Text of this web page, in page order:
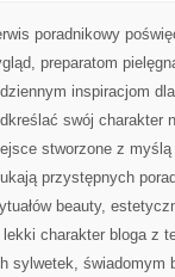
poradnikowy
preparatom
inspiracjom
swój charakter
stworzone z
przystępnych
beauty,
charakter bloga z
sylwetek, świadomym